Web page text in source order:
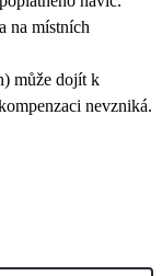
na místních
může dojít k
nevzniká.